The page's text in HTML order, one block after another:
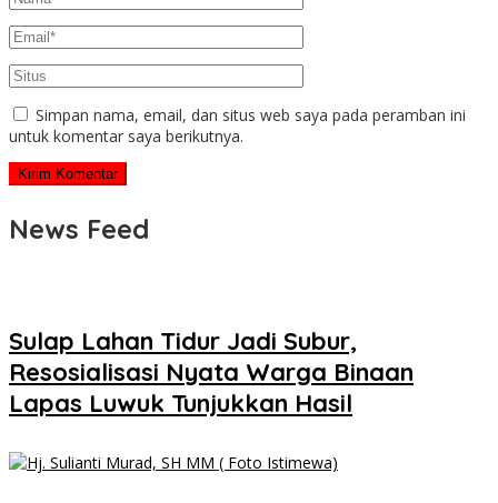
Simpan nama, email, dan situs web saya pada peramban ini
untuk komentar saya berikutnya.
News Feed
Sulap Lahan Tidur Jadi Subur,
Resosialisasi Nyata Warga Binaan
Lapas Luwuk Tunjukkan Hasil